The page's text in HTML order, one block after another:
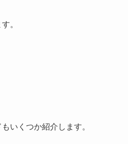
。
いくつか紹介します。